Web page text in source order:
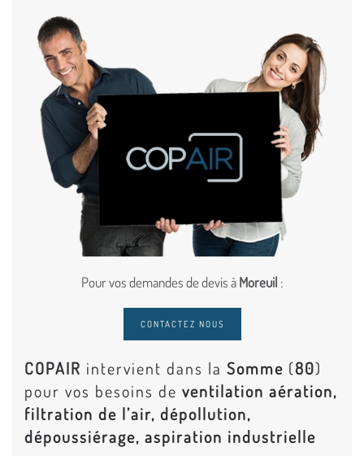
Pour vos demandes de devis àMoreuil :
CONTACTEZ NOUS
COPAIR intervient dans la Somme (80)
pour vos besoins de ventilation aération,
filtration de l’air, dépollution,
dépoussiérage, aspiration industrielle